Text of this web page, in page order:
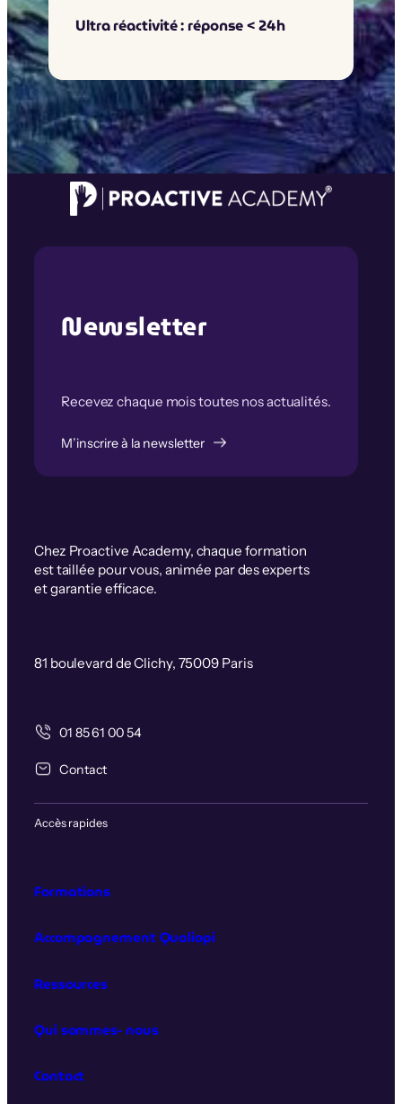
Ultra réactivité : réponse < 24h
Newsletter
Recevez chaque mois toutes nos actualités.
M’inscrire à la newsletter
Chez Proactive Academy, chaque formation
est taillée pour vous, animée par des experts
et garantie efficace.
81 boulevard de Clichy, 75009 Paris
01 85 61 00 54
Contact
Accès rapides
Formations
Accompagnement Qualiopi
Ressources
Qui sommes‑nous
Contact